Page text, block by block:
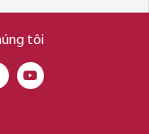
tôi